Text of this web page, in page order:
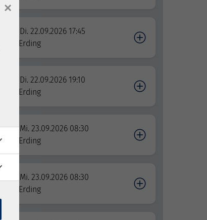
Di. 22.09.2026 17:45
Erding
Di. 22.09.2026 19:10
Erding
Mi. 23.09.2026 08:30
Erding
Mi. 23.09.2026 08:30
Erding
×